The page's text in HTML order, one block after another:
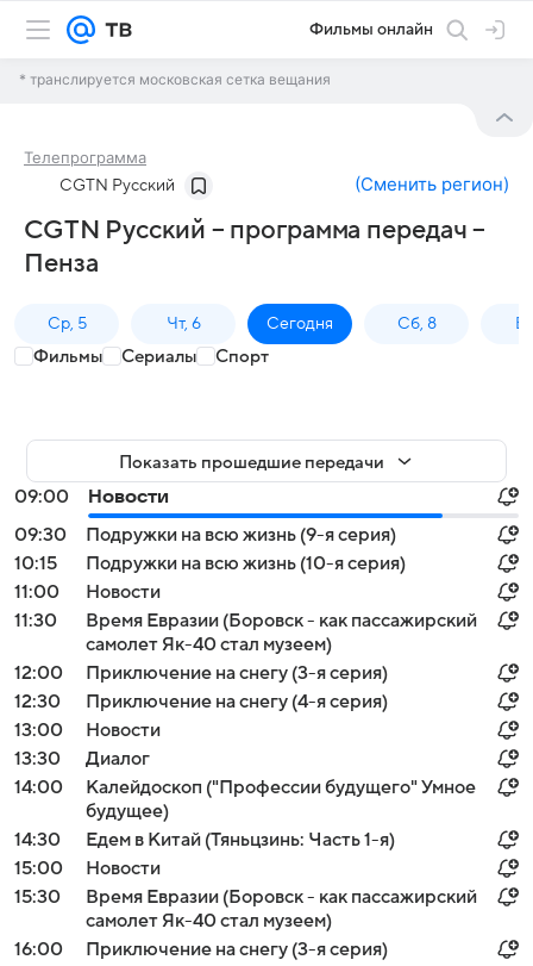
Фильмы онлайн
* транслируется московская сетка вещания
Телепрограмма
CGTN Русский (Сменить регион)
CGTN Русский – программа передач –
Пенза
Ср, 5 Чт, 6 Сегодня Сб, 8
Фильмы Сериалы Спорт
Показать прошедшие передачи
09:00
Новости
09:30
Подружки на всю жизнь (9-я серия)
10:15
Подружки на всю жизнь (10-я серия)
11:00
Новости
11:30
Время Евразии (Боровск - как пассажирский
самолет Як-40 стал музеем)
12:00
Приключение на снегу (3-я серия)
12:30
Приключение на снегу (4-я серия)
13:00
Новости
13:30
Диалог
14:00
Калейдоскоп ("Профессии будущего" Умное
будущее)
14:30
Едем в Китай (Тяньцзинь: Часть 1-я)
15:00
Новости
15:30
Время Евразии (Боровск - как пассажирский
самолет Як-40 стал музеем)
16:00
Приключение на снегу (3-я серия)